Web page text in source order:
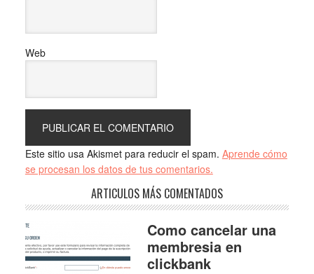
Web
Este sitio usa Akismet para reducir el spam. Aprende cómo
se procesan los datos de tus comentarios.
ARTICULOS MÁS COMENTADOS
Como cancelar una
membresia en
clickbank